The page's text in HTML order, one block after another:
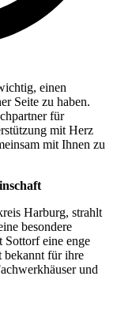
einen
Seite zu haben.
für
mit Herz
mit Ihnen zu
Harburg, strahlt
besondere
eine enge
bekannt für ihre
und